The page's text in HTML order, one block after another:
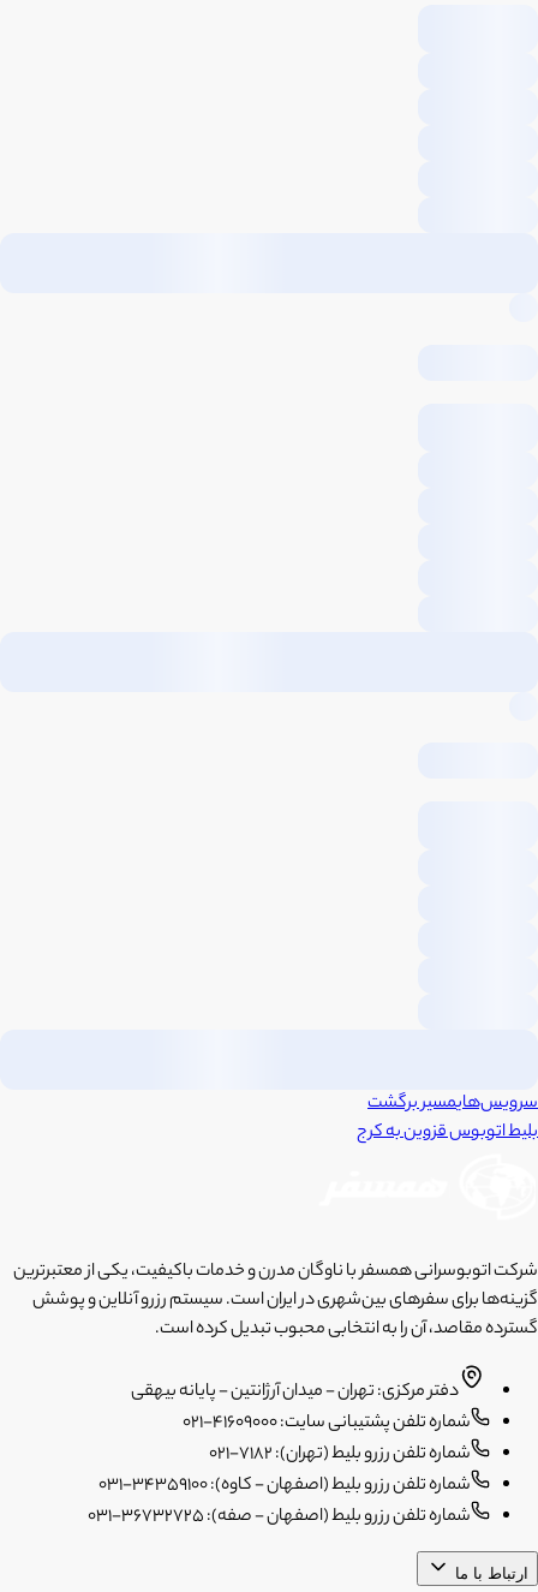
سرویس‌هایمسیر برگشت
بلیط اتوبوسقزوینبهکرج
شرکت اتوبوسرانی همسفر با ناوگان مدرن و خدمات باکیفیت، یکی از معتبرترین
گزینه‌ها برای سفرهای بین‌شهری در ایران است. سیستم رزرو آنلاین و پوشش
گسترده مقاصد، آن را به انتخابی محبوب تبدیل کرده است.
دفتر مرکزی: تهران - میدان آرژانتین - پایانه بیهقی
شماره تلفن پشتیبانی سایت: 41609000-021
شماره تلفن رزرو بلیط (تهران): 7182-021
شماره تلفن رزرو بلیط (اصفهان - کاوه): 34359100-031
شماره تلفن رزرو بلیط (اصفهان - صفه): 36732725-031
ارتباط با ما